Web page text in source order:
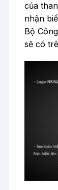
của
nhận
Bộ
sẽ có